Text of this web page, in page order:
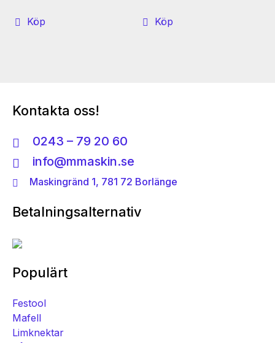
Köp Köp
Kontakta oss!
0243 – 79 20 60
info@mmaskin.se
Maskingränd 1, 781 72 Borlänge
Betalningsalternativ
Populärt
Festool
Mafell
Limknektar